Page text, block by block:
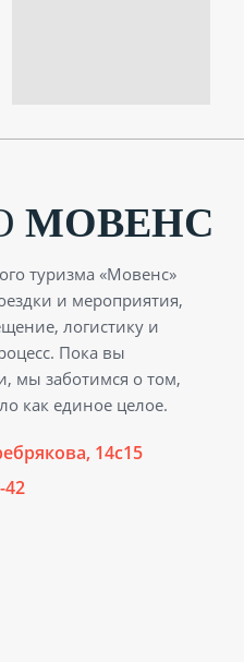
МОВЕНС
туризма «Мовенс»
и мероприятия,
логистику и
Пока вы
мы заботимся о том,
как единое целое.
14с15
42